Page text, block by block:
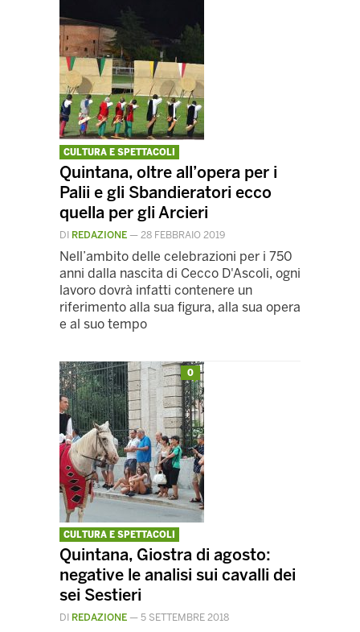
CULTURA E SPETTACOLI
Quintana, oltre all’opera per i
Palii e gli Sbandieratori ecco
quella per gli Arcieri
DI REDAZIONE — 28 FEBBRAIO 2019
Nell’ambito delle celebrazioni per i 750
anni dalla nascita di Cecco D'Ascoli, ogni
lavoro dovrà infatti contenere un
riferimento alla sua figura, alla sua opera
e al suo tempo
0
CULTURA E SPETTACOLI
Quintana, Giostra di agosto:
negative le analisi sui cavalli dei
sei Sestieri
DI REDAZIONE — 5 SETTEMBRE 2018